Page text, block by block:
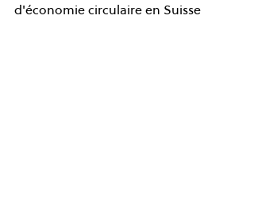
d'économie circulaire en Suisse